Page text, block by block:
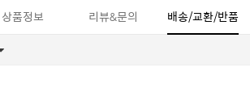
상품정보 리뷰&문의
배송/교환/반품